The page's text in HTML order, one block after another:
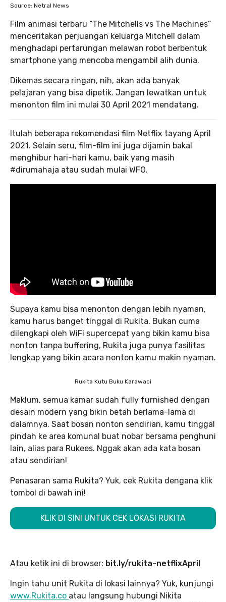
Source: Netral News
Film animasi terbaru “The Mitchells vs The Machines”
menceritakan perjuangan keluarga Mitchell dalam
menghadapi pertarungan melawan robot berbentuk
smartphone yang mencoba mengambil alih dunia.
Dikemas secara ringan, nih, akan ada banyak
pelajaran yang bisa dipetik. Jangan lewatkan untuk
menonton film ini mulai 30 April 2021 mendatang.
Itulah beberapa rekomendasi film Netflix tayang April
2021. Selain seru, film-film ini juga dijamin bakal
menghibur hari-hari kamu, baik yang masih
#dirumahaja atau sudah mulai WFO.
Supaya kamu bisa menonton dengan lebih nyaman,
kamu harus banget tinggal di Rukita. Bukan cuma
dilengkapi oleh WiFi supercepat yang bikin kamu bisa
nonton tanpa buffering, Rukita juga punya fasilitas
lengkap yang bikin acara nonton kamu makin nyaman.
Rukita Kutu Buku Karawaci
Maklum, semua kamar sudah fully furnished dengan
desain modern yang bikin betah berlama-lama di
dalamnya. Saat bosan nonton sendirian, kamu tinggal
pindah ke area komunal buat nobar bersama penghuni
lain, alias para Rukees. Nggak akan ada kata bosan
atau sendirian!
Penasaran sama Rukita? Yuk, cek Rukita dengana klik
tombol di bawah ini!
KLIK DI SINI UNTUK CEK LOKASI RUKITA
Atau ketik ini di browser: bit.ly/rukita-netflixApril
Ingin tahu unit Rukita di lokasi lainnya? Yuk, kunjungi
www.Rukita.co atau langsung hubungi Nikita